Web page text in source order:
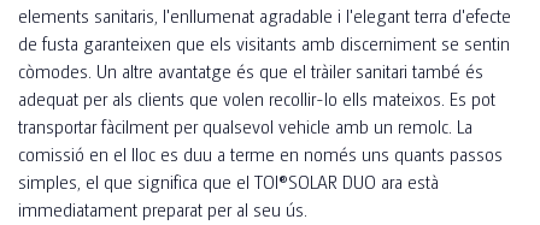
elements sanitaris, l'enllumenat agradable i l'elegant terra d'efecte
de fusta garanteixen que els visitants amb discerniment se sentin
còmodes. Un altre avantatge és que el tràiler sanitari també és
adequat per als clients que volen recollir-lo ells mateixos. Es pot
transportar fàcilment per qualsevol vehicle amb un remolc. La
comissió en el lloc es duu a terme en només uns quants passos
simples, el que significa que el TOI®SOLAR DUO ara està
immediatament preparat per al seu ús.